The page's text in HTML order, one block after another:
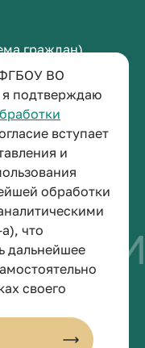
ФГБОУ ВО
подтверждаю
вступает
и
обработки
что
дальнейшее
своего
граждан)
Борцов, зд. 1,
с 12.30 до 13.00)
университет